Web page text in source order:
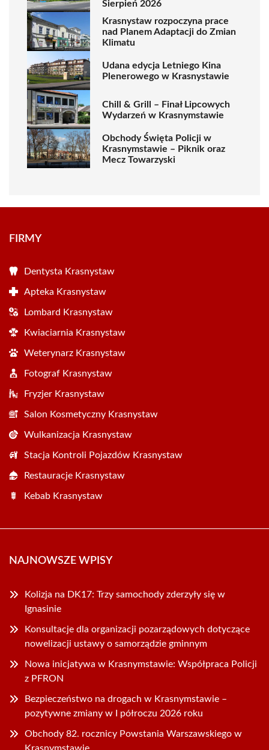
Sierpień 2026
Krasnystaw rozpoczyna prace
nad Planem Adaptacji do Zmian
Klimatu
Udana edycja Letniego Kina
Plenerowego w Krasnystawie
Chill & Grill – Finał Lipcowych
Wydarzeń w Krasnymstawie
Obchody Święta Policji w
Krasnymstawie – Piknik oraz
Mecz Towarzyski
FIRMY
Dentysta Krasnystaw
Apteka Krasnystaw
Lombard Krasnystaw
Kwiaciarnia Krasnystaw
Weterynarz Krasnystaw
Fotograf Krasnystaw
Fryzjer Krasnystaw
Salon Kosmetyczny Krasnystaw
Wulkanizacja Krasnystaw
Stacja Kontroli Pojazdów Krasnystaw
Restauracje Krasnystaw
Kebab Krasnystaw
NAJNOWSZE WPISY
Kolizja na DK17: Trzy samochody zderzyły się w
Ignasinie
Konsultacje dla organizacji pozarządowych dotyczące
nowelizacji ustawy o samorządzie gminnym
Nowa inicjatywa w Krasnymstawie: Współpraca Policji
z PFRON
Bezpieczeństwo na drogach w Krasnymstawie –
pozytywne zmiany w I półroczu 2026 roku
Obchody 82. rocznicy Powstania Warszawskiego w